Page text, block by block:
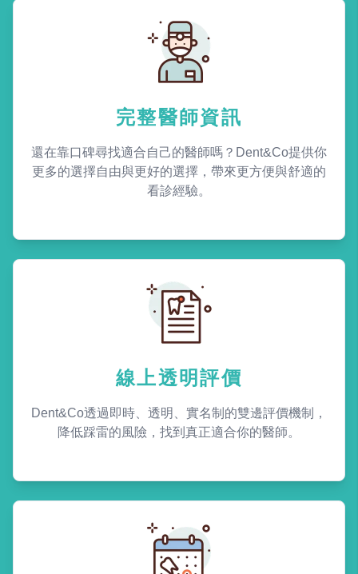
完整醫師資訊
還在靠口碑尋找適合自己的醫師嗎？Dent&Co提供你
更多的選擇自由與更好的選擇，帶來更方便與舒適的
看診經驗。
線上透明評價
Dent&Co透過即時、透明、實名制的雙邊評價機制，
降低踩雷的風險，找到真正適合你的醫師。